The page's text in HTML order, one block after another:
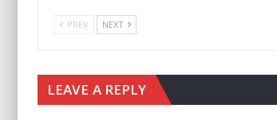
PREV NEXT
LEAVE A REPLY